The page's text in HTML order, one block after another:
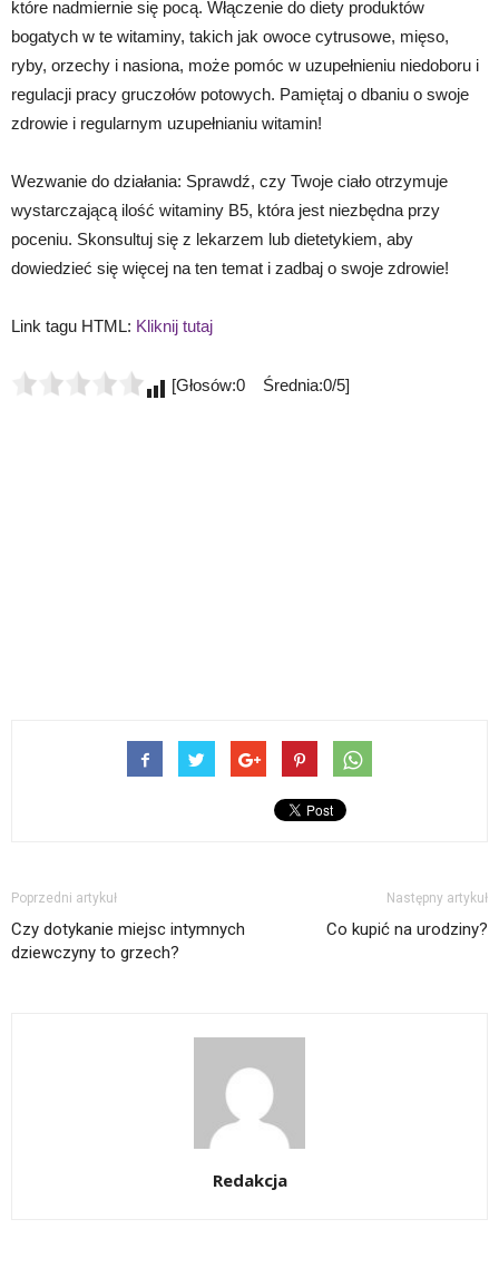
które nadmiernie się pocą. Włączenie do diety produktów
bogatych w te witaminy, takich jak owoce cytrusowe, mięso,
ryby, orzechy i nasiona, może pomóc w uzupełnieniu niedoboru i
regulacji pracy gruczołów potowych. Pamiętaj o dbaniu o swoje
zdrowie i regularnym uzupełnianiu witamin!
Wezwanie do działania: Sprawdź, czy Twoje ciało otrzymuje
wystarczającą ilość witaminy B5, która jest niezbędna przy
poceniu. Skonsultuj się z lekarzem lub dietetykiem, aby
dowiedzieć się więcej na ten temat i zadbaj o swoje zdrowie!
Link tagu HTML: Kliknij tutaj
[Głosów:0 Średnia:0/5]
Poprzedni artykuł
Czy dotykanie miejsc intymnych
dziewczyny to grzech?
Następny artykuł
Co kupić na urodziny?
Redakcja